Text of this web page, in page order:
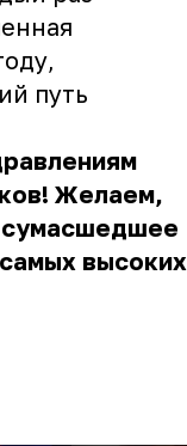
путь
Желаем,
сумасшедшее
высоких